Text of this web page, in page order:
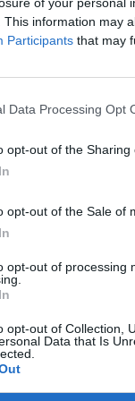
This information may
Participants that may
Data Processing Opt
opt-out of the Sharing
opt-out of the Sale of
opt-out of processing
opt-out of Collection,
Data that Is
Summon Aery
Moonstone
iGuardian
Iron Solari
którzy mogą
. Zamiast
kontroli
straci
bohaterów,
jako